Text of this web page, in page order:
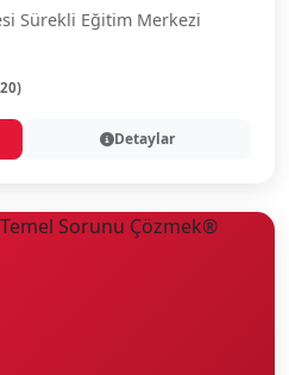
Sürekli Eğitim Merkezi
Detaylar